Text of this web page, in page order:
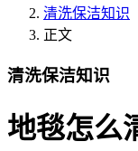
清洗保洁知识
正文
清洗保洁知识
地毯怎么